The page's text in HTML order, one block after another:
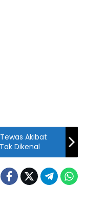
Akibat
Dikenal